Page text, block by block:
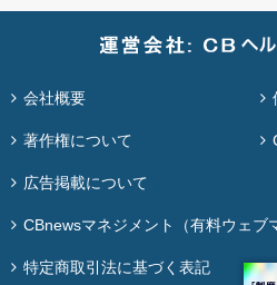
会社概要
著作権について
広告掲載について
CBnewsマネジメント（有料ウェブ
特定商取引法に基づく表記